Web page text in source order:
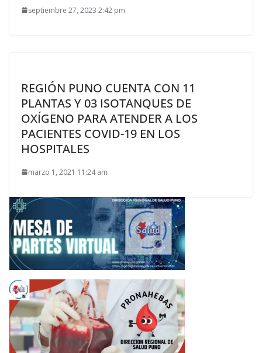
septiembre 27, 2023 2:42 pm
REGIÓN PUNO CUENTA CON 11
PLANTAS Y 03 ISOTANQUES DE
OXÍGENO PARA ATENDER A LOS
PACIENTES COVID-19 EN LOS
HOSPITALES
marzo 1, 2021 11:24 am